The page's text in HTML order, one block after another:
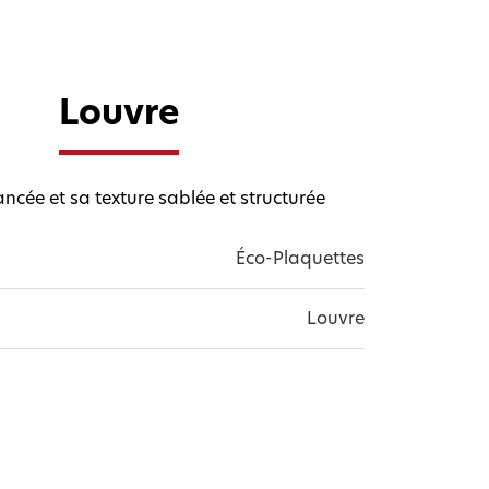
Louvre
et sa texture sablée et structurée
Éco-Plaquettes
Louvre